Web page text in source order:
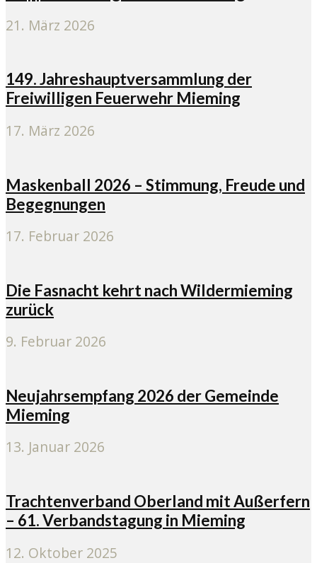
21. März 2026
149. Jahreshauptversammlung der
Freiwilligen Feuerwehr Mieming
17. März 2026
Maskenball 2026 – Stimmung, Freude und
Begegnungen
17. Februar 2026
Die Fasnacht kehrt nach Wildermieming
zurück
9. Februar 2026
Neujahrsempfang 2026 der Gemeinde
Mieming
13. Januar 2026
Trachtenverband Oberland mit Außerfern
– 61. Verbandstagung in Mieming
12. Oktober 2025